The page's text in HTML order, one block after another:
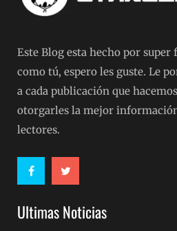
Este Blog esta hecho por super
como tú, espero les guste. Le
a cada publicación que
otorgarles la mejor
lectores.
Ultimas Noticias